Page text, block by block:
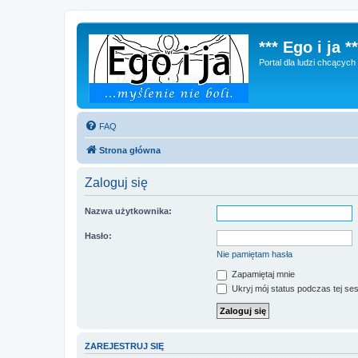
*** Ego i ja
Portal dla ludzi chcących
FAQ
Strona główna
Zaloguj się
Nazwa użytkownika:
Hasło:
Nie pamiętam hasła
Zapamiętaj mnie
Ukryj mój status podczas tej
ZAREJESTRUJ SIĘ